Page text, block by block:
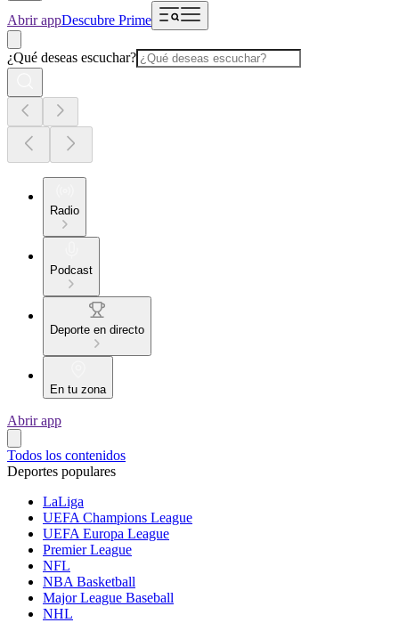
Abrir appDescubre Prime
¿Qué deseas escuchar?
Radio
Podcast
Deporte en directo
En tu zona
Abrir app
Todos los contenidos
Deportes populares
LaLiga
UEFA Champions League
UEFA Europa League
Premier League
NFL
NBA Basketball
Major League Baseball
NHL